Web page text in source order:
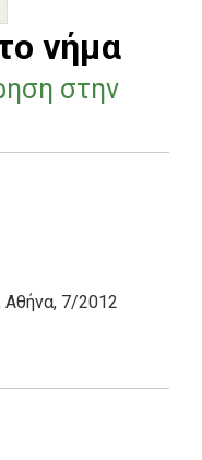
νήμα
στην
Αθήνα, 7/2012